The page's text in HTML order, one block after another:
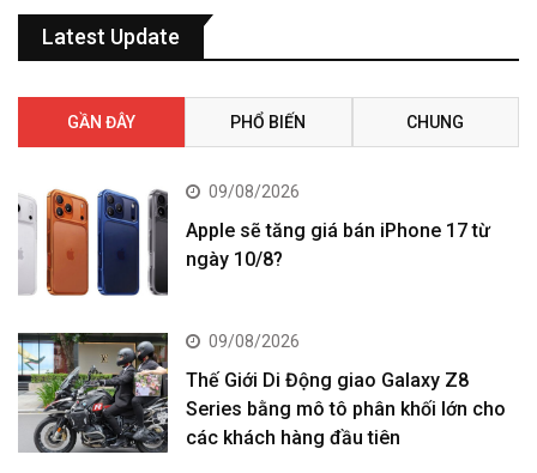
Latest Update
GẦN ĐÂY PHỔ BIẾN CHUNG
09/08/2026
Apple sẽ tăng giá bán iPhone 17 từ
ngày 10/8?
09/08/2026
Thế Giới Di Động giao Galaxy Z8
Series bằng mô tô phân khối lớn cho
các khách hàng đầu tiên